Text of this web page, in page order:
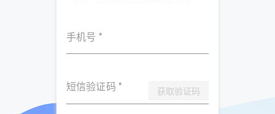
手机号 *
短信验证码 * 获取验证码